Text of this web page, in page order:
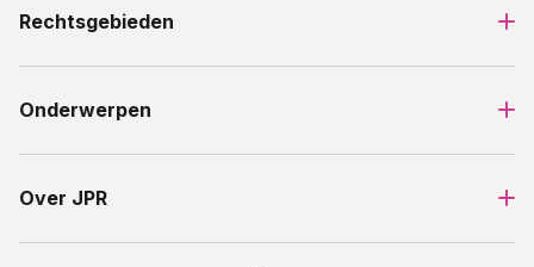
Rechtsgebieden
Onderwerpen
Over JPR